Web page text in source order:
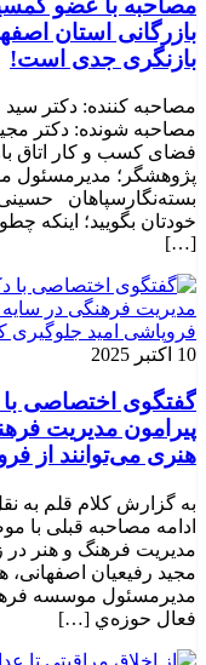
بازرگانی استان
بازنگری جدی است!
مصاحبه کننده: دکتر
مصاحبه شونده: دکتر
فضای کسب و کار اتاق
پژوهشگر؛ ‌مدیرمسئول
بسته‌نگارسپاهان
خودتان بگویید؛ اینکه
[…]
10 اکتبر 2025
گفتگوی اختصاصی با
پیرامون مدیریت
هنری می‌توانند از
به گزارش کلام قلم به
ادامه مصاحبه قبلی با
مدیریت فرهنگ و هنر در
مجید رفیعیان
مدیرمسئول موسسه
فعال حوزه‌ي‌ […]